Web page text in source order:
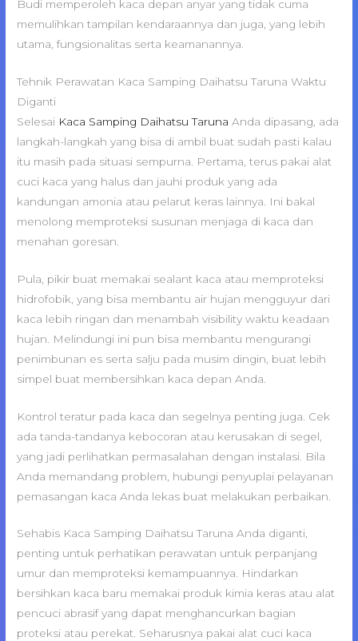
Budi memperoleh kaca depan anyar yang tidak cuma
memulihkan tampilan kendaraannya dan juga, yang lebih
utama, fungsionalitas serta keamanannya.
Tehnik Perawatan Kaca Samping Daihatsu Taruna Waktu
Diganti
Selesai Kaca Samping Daihatsu Taruna Anda dipasang, ada
langkah-langkah yang bisa di ambil buat sudah pasti kalau
itu masih pada situasi sempurna. Pertama, terus pakai alat
cuci kaca yang halus dan jauhi produk yang ada
kandungan amonia atau pelarut keras lainnya. Ini bakal
menolong memproteksi susunan menjaga di kaca dan
menahan goresan.
Pula, pikir buat memakai sealant kaca atau memproteksi
hidrofobik, yang bisa membantu air hujan mengguyur dari
kaca lebih ringan dan menambah visibility waktu keadaan
hujan. Melindungi ini pun bisa membantu mengurangi
penimbunan es serta salju pada musim dingin, buat lebih
simpel buat membersihkan kaca depan Anda.
Kontrol teratur pada kaca dan segelnya penting juga. Cek
ada tanda-tandanya kebocoran atau kerusakan di segel,
yang jadi perlihatkan permasalahan dengan instalasi. Bila
Anda memandang problem, hubungi penyuplai pelayanan
pemasangan kaca Anda lekas buat melakukan perbaikan.
Sehabis Kaca Samping Daihatsu Taruna Anda diganti,
penting untuk perhatikan perawatan untuk perpanjang
umur dan memproteksi kemampuannya. Hindarkan
bersihkan kaca baru memakai produk kimia keras atau alat
pencuci abrasif yang dapat menghancurkan bagian
proteksi atau perekat. Seharusnya pakai alat cuci kaca